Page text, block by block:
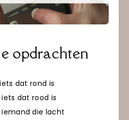
opdrachten
dat rond is
dat rood is
die lacht